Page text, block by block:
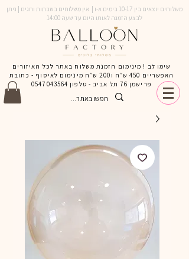
משלוחים יוצאים בין 10-17 בימים א-ו | אין משלוחים בשבתות וחגים | ניתן
לבצע הזמנה לאותו היום עד שעה 14:00
שימו לב ! מינימום הזמנת משלוח באתר לכל האיזורים
האפשריים 450 ש״ח ו200 ש״ח מינימום לאיסוף - כתובת
פרישמן 76 תל אביב - טלפון
0547043564